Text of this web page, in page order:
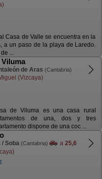
Casa de Valle se encuentra en la
a un paso de la playa de Laredo.
...
Viluma
de Aras (Cantabria)
(Vizcaya)
de Viluma es una casa rural
de una, dos y tres
dispone de una coc ...
/ Soba (Cantabria) a 25,6